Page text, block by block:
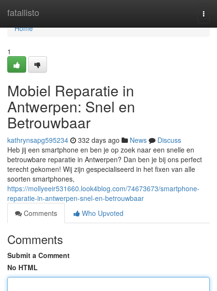
fatallisto
Home
Home
1
Mobiel Reparatie in
Antwerpen: Snel en
Betrouwbaar
kathrynsapg595234 332 days ago News
Discuss
Heb jij een smartphone en ben je op zoek naar een snelle en
betrouwbare reparatie in Antwerpen? Dan ben je bij ons perfect
terecht gekomen! Wij zijn gespecialiseerd in het fixen van alle
soorten smartphones,
https://mollyeeir531660.look4blog.com/74673673/smartphone-
reparatie-in-antwerpen-snel-en-betrouwbaar
Comments
Who Upvoted
Comments
Submit a Comment
No HTML